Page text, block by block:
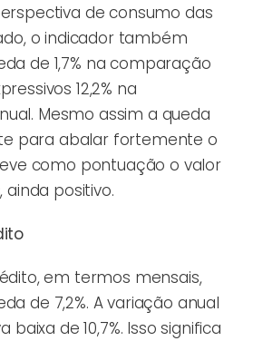
de consumo das
o indicador também
de 1,7% na comparação
12,2% na
Mesmo assim a queda
para abalar fortemente o
como pontuação o valor
ainda positivo.
em termos mensais,
de 7,2%. A variação anual
baixa de 10,7%. Isso significa